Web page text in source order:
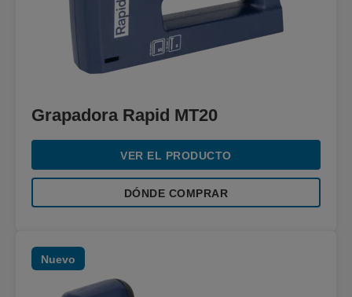
Grapadora Rapid MT20
VER EL PRODUCTO
DÓNDE COMPRAR
Nuevo